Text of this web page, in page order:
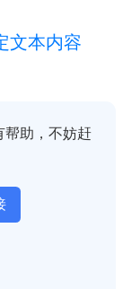
文本内容
帮助，不妨赶